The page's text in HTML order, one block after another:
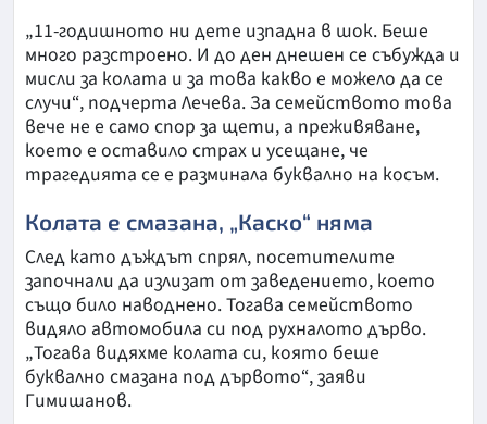
„11-годишното ни дете изпадна в шок. Беше
много разстроено. И до ден днешен се събужда и
мисли за колата и за това какво е можело да се
случи“, подчерта Лечева. За семейството това
вече не е само спор за щети, а преживяване,
което е оставило страх и усещане, че
трагедията се е разминала буквално на косъм.
Колата е смазана, „Каско“ няма
След като дъждът спрял, посетителите
започнали да излизат от заведението, което
също било наводнено. Тогава семейството
видяло автомобила си под рухналото дърво.
„Тогава видяхме колата си, която беше
буквално смазана под дървото“, заяви
Гимишанов.